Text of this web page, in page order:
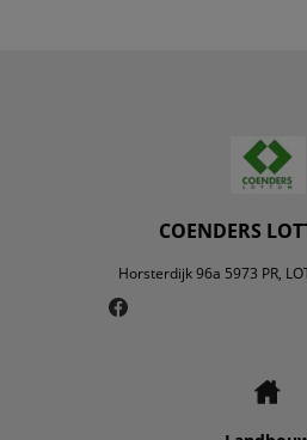
COENDERS
Horsterdijk 96a 5973 PR,